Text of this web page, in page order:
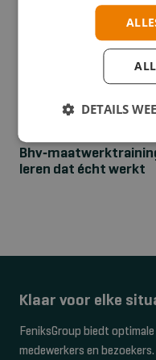
leren dat écht werkt
Klaar voor elke
FeniksGroup biedt
medewerkers en
DETAILS